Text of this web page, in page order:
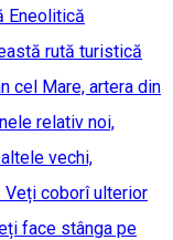
Eneolitică
rută turistică
cel Mare, artera din
relativ noi,
vechi,
Veți coborî ulterior
face stânga pe